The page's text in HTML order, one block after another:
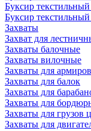
Буксир
Буксир
Захваты
Захват для
Захваты балочные
Захваты вилочные
Захваты для
Захваты для балок
Захваты для
Захваты для
Захваты для
Захваты для